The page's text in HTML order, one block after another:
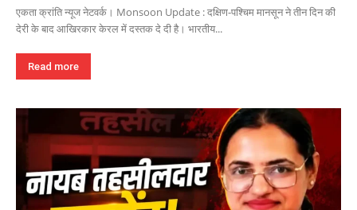
एकता क्रांति न्यूज नेटवर्क। Monsoon Update : दक्षिण-पश्चिम मानसून ने तीन दिन की
देरी के बाद आखिरकार केरल में दस्तक दे दी है। भारतीय...
Read more